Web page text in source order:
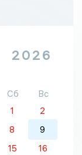
2026
Сб
Вс
1
2
8
9
15
16